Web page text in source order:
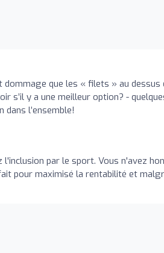
dommage que les « filets » au dessus
s’il y a une meilleur option? -
l’ensemble!
par le sport. Vous n'avez
pour maximisé la rentabilité et